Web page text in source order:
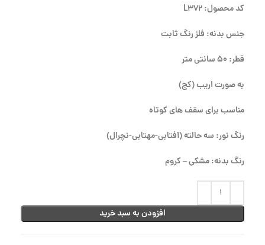
کد محصول: L372
جنس بدنه: فلز رنگ ثابت
قطر: 50 سانتی متر
به صورت اریب (کج)
مناسب برای سقف های کوتاه
رنگ نور: سه حالته (آفتابی-مهتابی-نچرال)
رنگ بدنه: مشکی – کروم
افزودن به سبد خرید